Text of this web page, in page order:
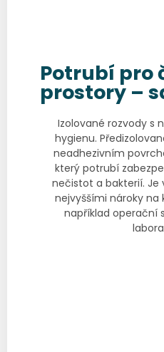
Potrubí pro
prostory –
Izolované rozvody s
hygienu.
neadhezivním
který potrubí
nečistot a bakterií. Je
nejvyššími nároky na
například operační